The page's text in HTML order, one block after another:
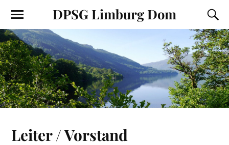
DPSG Limburg Dom
Leiter / Vorstand